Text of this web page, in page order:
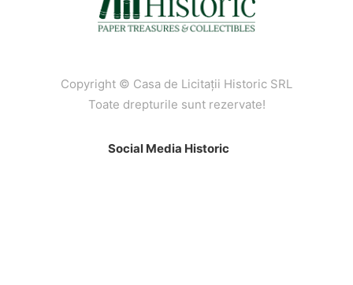
Copyright © Casa de Licitaţii Historic SRL
Toate drepturile sunt rezervate!
Social Media Historic